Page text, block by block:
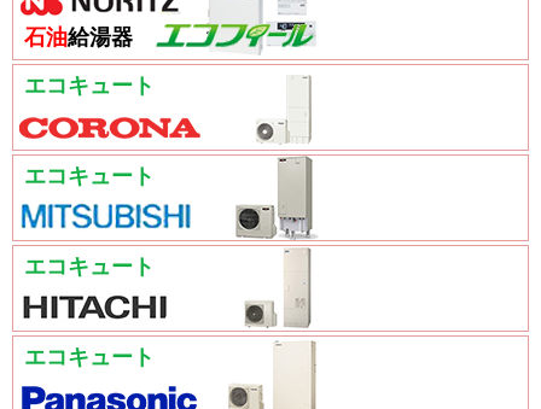
石油給湯器
エコキュート
エコキュート
エコキュート
エコキュート